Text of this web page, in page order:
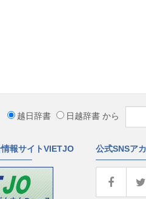
越日辞書 日越辞書 から
報サイトVIETJO 公式SNSア